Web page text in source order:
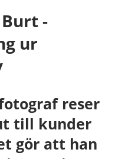
-
ur
reser
till kunder
gör att han